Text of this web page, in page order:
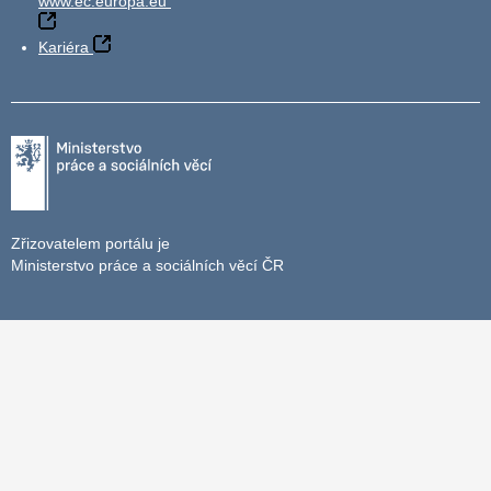
Kariéra
Zřizovatelem portálu je
Ministerstvo práce a sociálních věcí ČR